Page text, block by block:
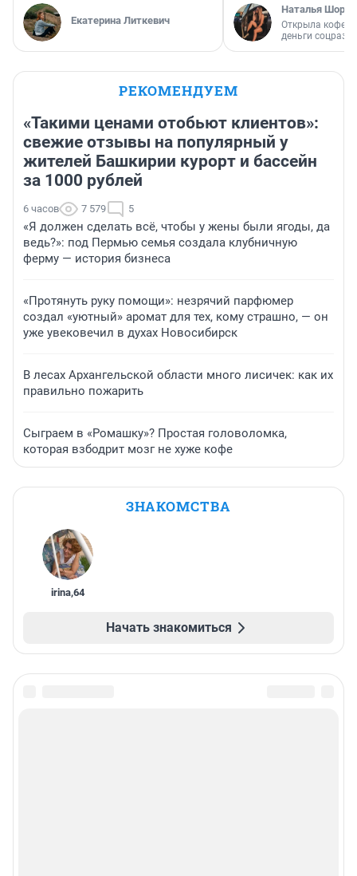
Екатерина Литкевич
Наталья
Открыла
деньги
РЕКОМЕНДУЕМ
«Такими ценами отобьют клиентов»:
свежие отзывы на популярный у
жителей Башкирии курорт и бассейн
за 1000 рублей
6 часов 7 579 5
«Я должен сделать всё, чтобы у жены были ягоды, да
ведь?»: под Пермью семья создала клубничную
ферму — история бизнеса
«Протянуть руку помощи»: незрячий парфюмер
создал «уютный» аромат для тех, кому страшно, — он
уже увековечил в духах Новосибирск
В лесах Архангельской области много лисичек: как их
правильно пожарить
Сыграем в «Ромашку»? Простая головоломка,
которая взбодрит мозг не хуже кофе
ЗНАКОМСТВА
irina,64
Начать знакомиться